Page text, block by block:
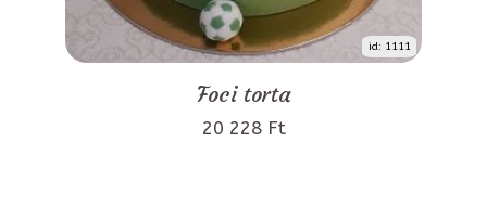
id: 1111
Foci torta
20 228 Ft